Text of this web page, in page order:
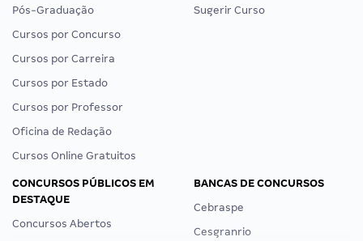
Pós-Graduação
Cursos por Concurso
Cursos por Carreira
Cursos por Estado
Cursos por Professor
Oficina de Redação
Cursos Online Gratuitos
Sugerir Curso
CONCURSOS PÚBLICOS EM
DESTAQUE
Concursos Abertos
BANCAS DE CONCURSOS
Cebraspe
Cesgranrio